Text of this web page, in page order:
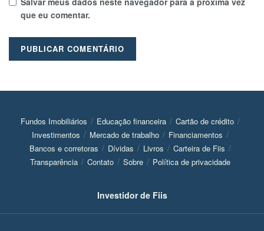
que eu comentar.
Fundos Imobiliários Educação financeira
Cartão de crédito
Investimentos
Mercado de trabalho
Financiamentos
Bancos e corretoras
Dívidas Livros
Carteira de Fiis
Transparência
Contato Sobre Política de privacidade
Investidor de Fiis